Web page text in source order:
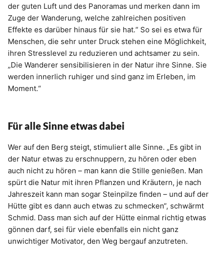
der guten Luft und des Panoramas und merken dann im
Zuge der Wanderung, welche zahlreichen positiven
Effekte es darüber hinaus für sie hat.“ So sei es etwa für
Menschen, die sehr unter Druck stehen eine Möglichkeit,
ihren Stresslevel zu reduzieren und achtsamer zu sein.
„Die Wanderer sensibilisieren in der Natur ihre Sinne. Sie
werden innerlich ruhiger und sind ganz im Erleben, im
Moment.“
Für alle Sinne etwas dabei
Wer auf den Berg steigt, stimuliert alle Sinne. „Es gibt in
der Natur etwas zu erschnuppern, zu hören oder eben
auch nicht zu hören – man kann die Stille genießen. Man
spürt die Natur mit ihren Pflanzen und Kräutern, je nach
Jahreszeit kann man sogar Steinpilze finden – und auf der
Hütte gibt es dann auch etwas zu schmecken“, schwärmt
Schmid. Dass man sich auf der Hütte einmal richtig etwas
gönnen darf, sei für viele ebenfalls ein nicht ganz
unwichtiger Motivator, den Weg bergauf anzutreten.